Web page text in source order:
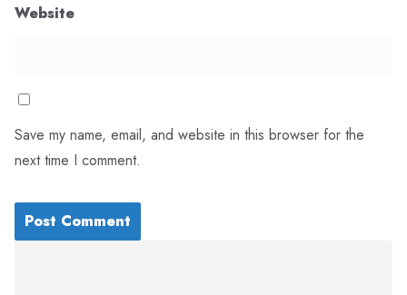
Website
Save my name, email, and website in this browser for the
next time I comment.